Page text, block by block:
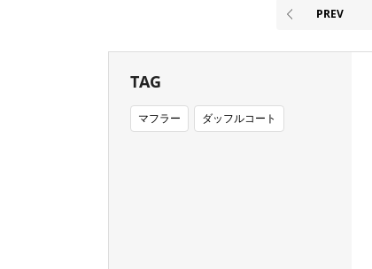
PREV
TAG
マフラー ダッフルコート